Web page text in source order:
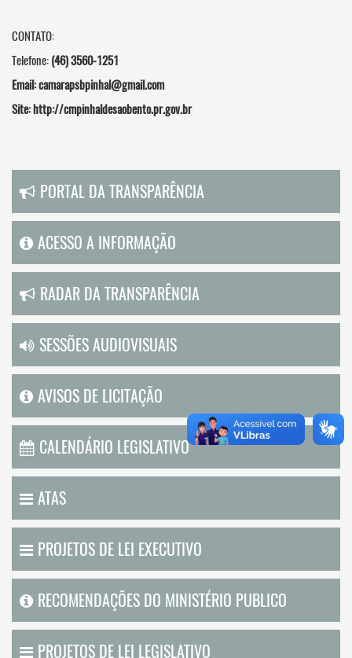
CONTATO:
Telefone: (46) 3560-1251
Email:camarapsbpinhal@gmail.com
Site: http://cmpinhaldesaobento.pr.gov.br
PORTAL DA TRANSPARÊNCIA
ACESSO A INFORMAÇÃO
RADAR DA TRANSPARÊNCIA
SESSÕES AUDIOVISUAIS
AVISOS DE LICITAÇÃO
CALENDÁRIO LEGISLATIVO
ATAS
PROJETOS DE LEI EXECUTIVO
RECOMENDAÇÕES DO MINISTÉRIO PUBLICO
PROJETOS DE LEI LEGISLATIVO